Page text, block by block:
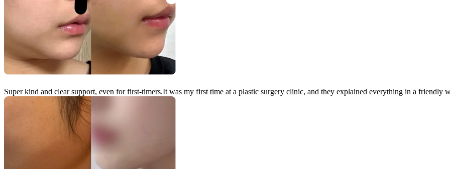
Super kind and clear support, even for first-timers.It was my first time at a plastic surgery clinic, and they explained everything in a friendly